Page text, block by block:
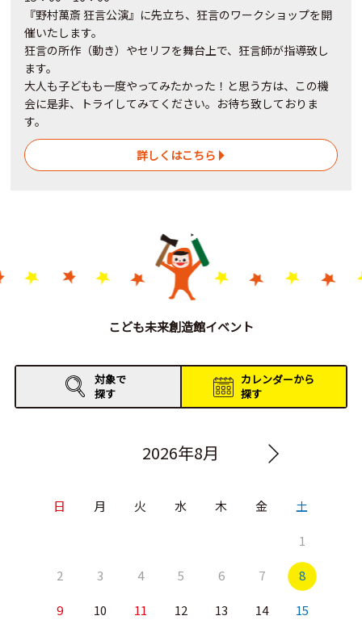
『野村萬斎 狂言公演』に先立ち、狂言のワークショップを開
催いたします。
狂言の所作（動き）やセリフを舞台上で、狂言師が指導致し
ます。
大人も子どもも一度やってみたかった！と思う方は、この機
会に是非、トライしてみてください。お待ち致しておりま
す。
詳しくはこちら
こども未来創造館イベント
対象で
探す
カレンダーから
探す
2026年8月
日 月 火 水 木 金 土
1
2 3 4 5 6 7 8
9 10 11 12 13 14 15